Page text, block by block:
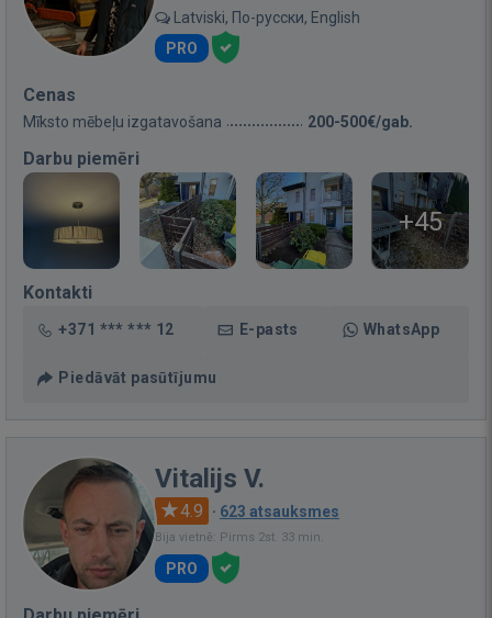
Latviski, По-русски, English
PRO
Cenas
Mīksto mēbeļu izgatavošana 200-500€/gab.
Darbu piemēri
+45
Kontakti
+371 *** *** 12 E-pasts WhatsApp
Piedāvāt pasūtījumu
Vitalijs V.
4.9 · 623 atsauksmes
Bija vietnē: Pirms 2st. 33 min.
PRO